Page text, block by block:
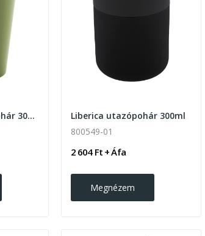
Peppulu thermo pohár 300ml
Liberica utazópohár 300ml
800549-01
2 604 Ft + Áfa
Megnézem